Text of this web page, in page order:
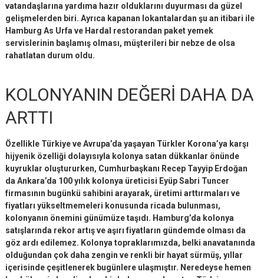
vatandaşlarına yardıma hazır olduklarını duyurması da güzel
gelişmelerden biri. Ayrıca kapanan lokantalardan şu an itibari ile
Hamburg As Urfa ve Hardal restorandan paket yemek
servislerinin başlamış olması, müşterileri bir nebze de olsa
rahatlatan durum oldu.
KOLONYANIN DEĞERİ DAHA DA
ARTTI
Özellikle Türkiye ve Avrupa’da yaşayan Türkler Korona’ya karşı
hijyenik özelliği dolayısıyla kolonya satan dükkanlar önünde
kuyruklar oluştururken, Cumhurbaşkanı Recep Tayyip Erdoğan
da Ankara’da 100 yılık kolonya üreticisi Eyüp Sabri Tuncer
firmasının bugünkü sahibini arayarak, üretimi arttırmaları ve
fiyatları yükseltmemeleri konusunda ricada bulunması,
kolonyanın önemini günümüze taşıdı. Hamburg’da kolonya
satışlarında rekor artış ve aşırı fiyatların gündemde olması da
göz ardı edilemez. Kolonya topraklarımızda, belki anavatanında
olduğundan çok daha zengin ve renkli bir hayat sürmüş, yıllar
içerisinde çeşitlenerek bugünlere ulaşmıştır. Neredeyse hemen